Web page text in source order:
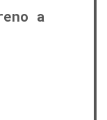
a